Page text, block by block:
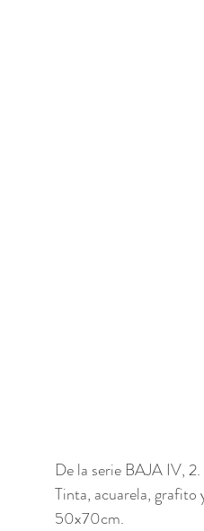
De la serie BAJA IV, 2.
Tinta, acuarela, grafito
50x70cm.